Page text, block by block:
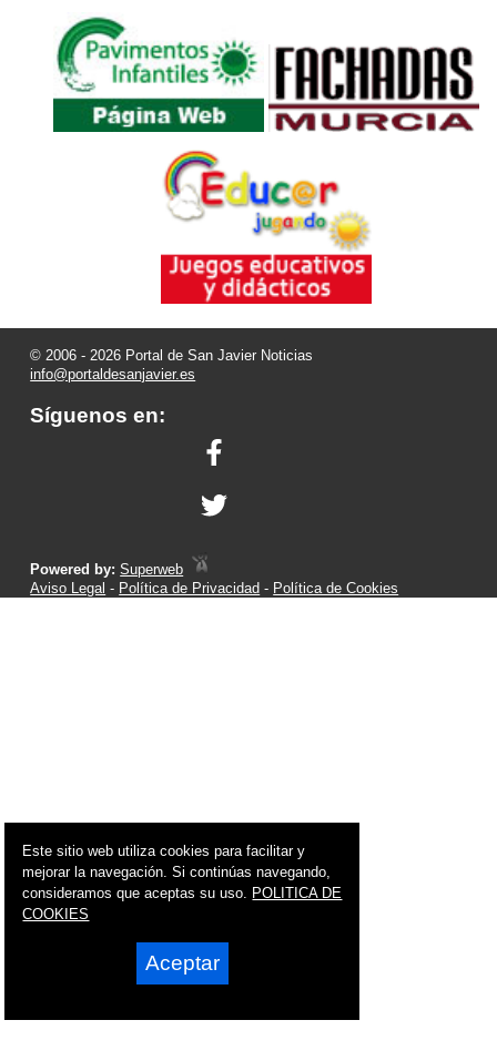
© 2006 - 2026 Portal de San Javier Noticias
info@portaldesanjavier.es
Síguenos en:
Powered by:Superweb
Aviso Legal - Política de Privacidad - Política de Cookies
Este sitio web utiliza cookies para facilitar y
mejorar la navegación. Si continúas navegando,
consideramos que aceptas su uso. POLITICA DE
COOKIES
Aceptar